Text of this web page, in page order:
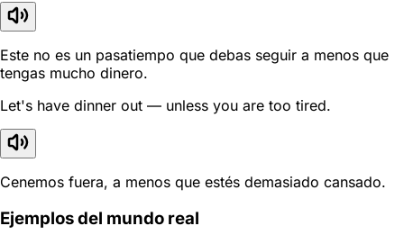
Este no es un pasatiempo que debas seguir a menos que
tengas mucho dinero.
Let's have dinner out — unless you are too tired.
Cenemos fuera, a menos que estés demasiado cansado.
Ejemplos del mundo real